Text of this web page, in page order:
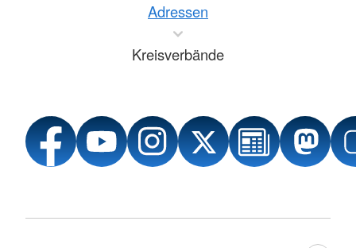
Adressen
Kreisverbände